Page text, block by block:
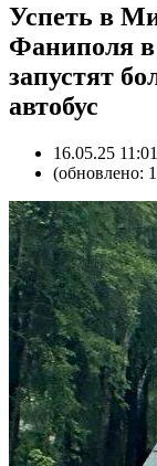
Успеть в
Фаниполя в
запустят
автобус
16.05.25 11:01
(обновлено: